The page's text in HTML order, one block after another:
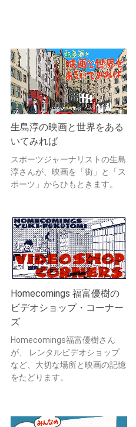
生島淳の映画と世界をある
いてみれば
スポーツジャーナリストの生島
淳さんが、映画を「街」と「ス
ポーツ」からひもときます。
Homecomings 福富優樹の
ビデオショップ・コーナー
ズ
Homecomings福富優樹さん
が、 レンタルビデオショップ
など、大切な場所と映画の記憶
をたどります。